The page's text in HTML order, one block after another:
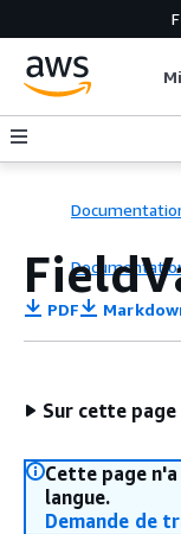
PDF
Sur cette page
Cette page
langue.
Demande de